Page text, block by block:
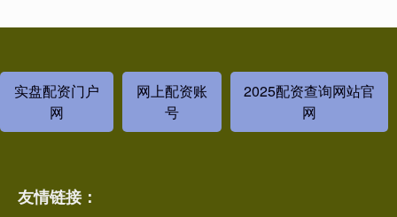
实盘配资门户
网
网上配资账
号
2025配资查询网站官
网
友情链接：